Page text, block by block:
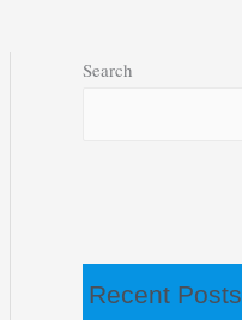
Search
Recent Posts